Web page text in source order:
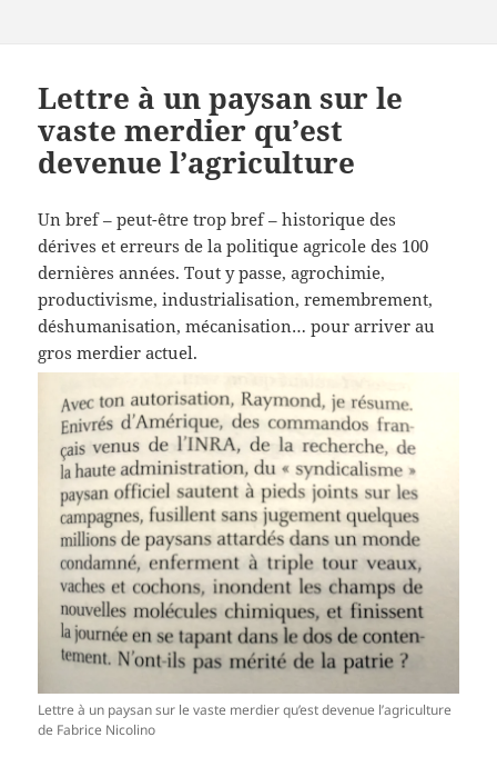
Lettre à un paysan sur le
vaste merdier qu’est
devenue l’agriculture
Un bref – peut-être trop bref – historique des
dérives et erreurs de la politique agricole des 100
dernières années. Tout y passe, agrochimie,
productivisme, industrialisation, remembrement,
déshumanisation, mécanisation… pour arriver au
gros merdier actuel.
Lettre à un paysan sur le vaste merdier qu’est devenue l’agriculture
de Fabrice Nicolino